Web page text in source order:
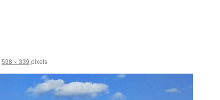
538 × 339 pixels